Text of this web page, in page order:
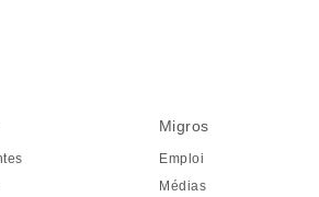
Migros
Emploi
Médias